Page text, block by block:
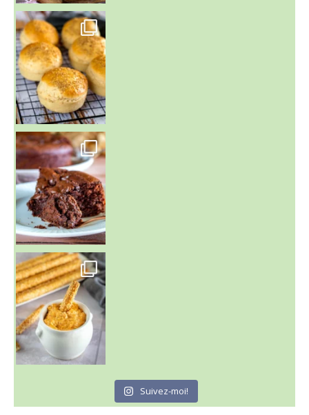
~ BUNS MAISON ~
Un peu de boulange par ici au
~ GÂTEAU FONDANT CHOCO NOISETTE ~
C'est lundi
Suivez-moi!